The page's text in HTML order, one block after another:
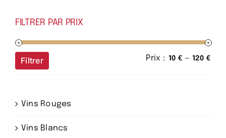
FILTRER PAR PRIX
Filtrer Prix : 10 € — 120 €
Vins Rouges
Vins Blancs